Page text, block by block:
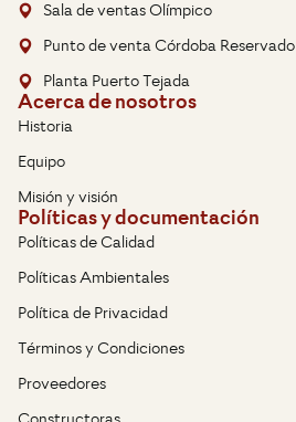
Sala de ventas Olímpico
Punto de venta Córdoba Reservado
Planta Puerto Tejada
Acerca de nosotros
Historia
Equipo
Misión y visión
Políticas y documentación
Políticas de Calidad
Políticas Ambientales
Política de Privacidad
Términos y Condiciones
Proveedores